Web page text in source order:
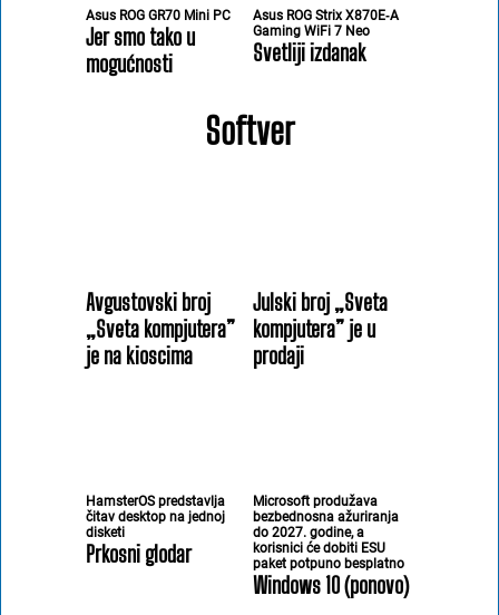
Asus ROG GR70 Mini PC
Jer smo tako u
mogućnosti
Asus ROG Strix X870E‑A
Gaming WiFi 7 Neo
Svetliji izdanak
Softver
Avgustovski broj
„Sveta kompjutera”
je na kioscima
Julski broj „Sveta
kompjutera” je u
prodaji
HamsterOS predstavlja
čitav desktop na jednoj
disketi
Prkosni glodar
Microsoft produžava
bezbednosna ažuriranja
do 2027. godine, a
korisnici će dobiti ESU
paket potpuno besplatno
Windows 10 (ponovo)